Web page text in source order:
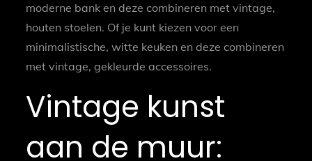
moderne bank en deze combineren met vintage,
houten stoelen. Of je kunt kiezen voor een
minimalistische, witte keuken en deze combineren
met vintage, gekleurde accessoires.
Vintage kunst
aan de muur: